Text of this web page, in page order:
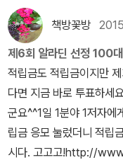
하지만 아가들을 바라보
있을 수 있단 말인가.암튼
네 집에 가도 돼? 가서 애
을 시작한 만복이랑 함께
조카들이랑 놀아 주면서
이다. 이미 사다 놓은 책
슬쩍 내가 읽고 싶은 책
묵직하게 도착했다. 역시
책방꽃방
제6회 알라딘 선정 100
적립금도 적립금이지만
다면 지금 바로 투표하세요^^ ㅋㅋ제 독서취향이 적나라하게
군요^^1일 1분야 1저자에
립금 응모 눌렀더니 적립
시다. 고고고!http://